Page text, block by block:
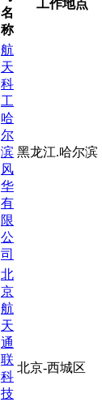
名
称
工作地点
航
天
科
工
哈
尔
滨
风
华
有
限
公
司
黑龙江.哈尔滨
北
京
航
天
通
联
科
技
北京-西城区